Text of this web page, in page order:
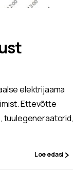
elektrijaama
Ettevõtte
tuulegeneraatorid,
Loe edasi